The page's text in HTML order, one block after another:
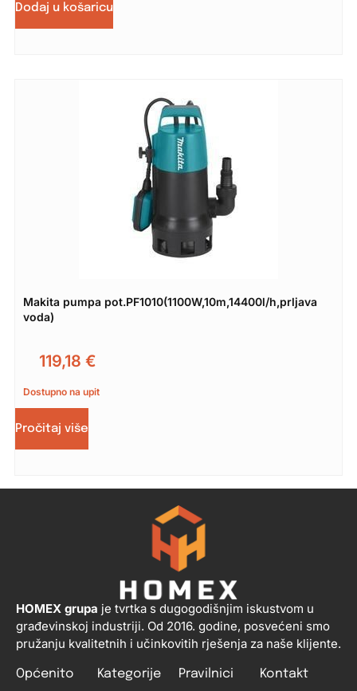
Dodaj u košaricu
Makita pumpa pot.PF1010(1100W,10m,14400l/h,prljava
voda)
119,18 €
Dostupno na upit
Pročitaj više
HOMEX grupa je tvrtka s dugogodišnjim iskustvom u
građevinskoj industriji. Od 2016. godine, posvećeni smo
pružanju kvalitetnih i učinkovitih rješenja za naše klijente.
Općenito Kategorije Pravilnici Kontakt